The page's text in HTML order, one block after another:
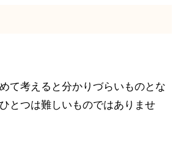
て考えると分かりづらいものとな
とつは難しいものではありませ